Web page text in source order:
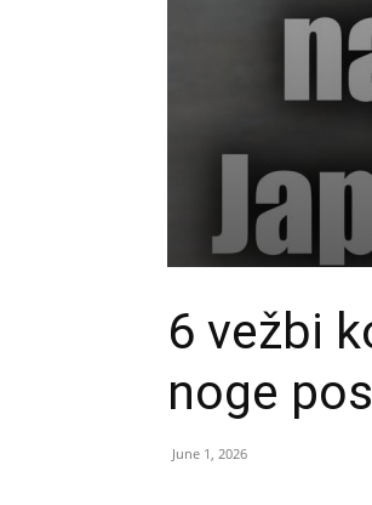
6 vežbi
noge
June 1, 2026